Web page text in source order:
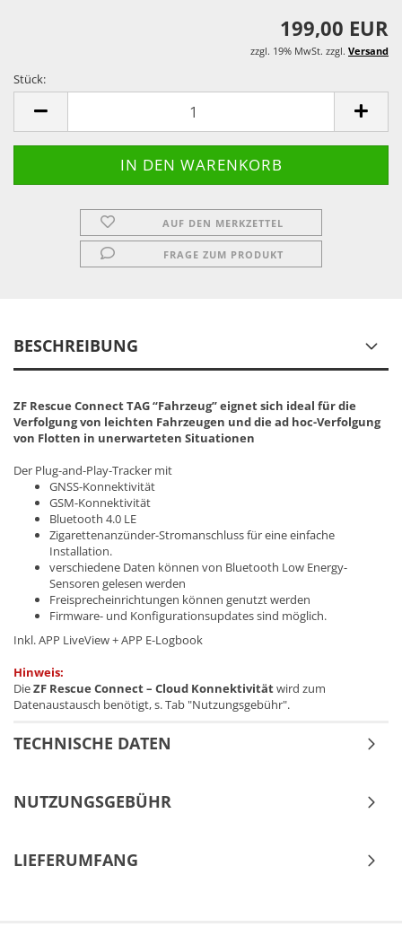
199,00 EUR
zzgl. 19% MwSt. zzgl. Versand
Stück:
AUF DEN MERKZETTEL
FRAGE ZUM PRODUKT
BESCHREIBUNG
ZF Rescue Connect TAG “Fahrzeug” eignet sich ideal für die
Verfolgung von leichten Fahrzeugen und die ad hoc-Verfolgung
von Flotten in unerwarteten Situationen
Der Plug-and-Play-Tracker mit
GNSS-Konnektivität
GSM-Konnektivität
Bluetooth 4.0 LE
Zigarettenanzünder-Stromanschluss für eine einfache
Installation.
verschiedene Daten können von Bluetooth Low Energy-
Sensoren gelesen werden
Freisprecheinrichtungen können genutzt werden
Firmware- und Konfigurationsupdates sind möglich.
Inkl. APP LiveView + APP E-Logbook
Hinweis:
DieZF Rescue Connect – Cloud Konnektivitätwird zum
Datenaustausch benötigt, s. Tab "Nutzungsgebühr".
TECHNISCHE DATEN
NUTZUNGSGEBÜHR
LIEFERUMFANG